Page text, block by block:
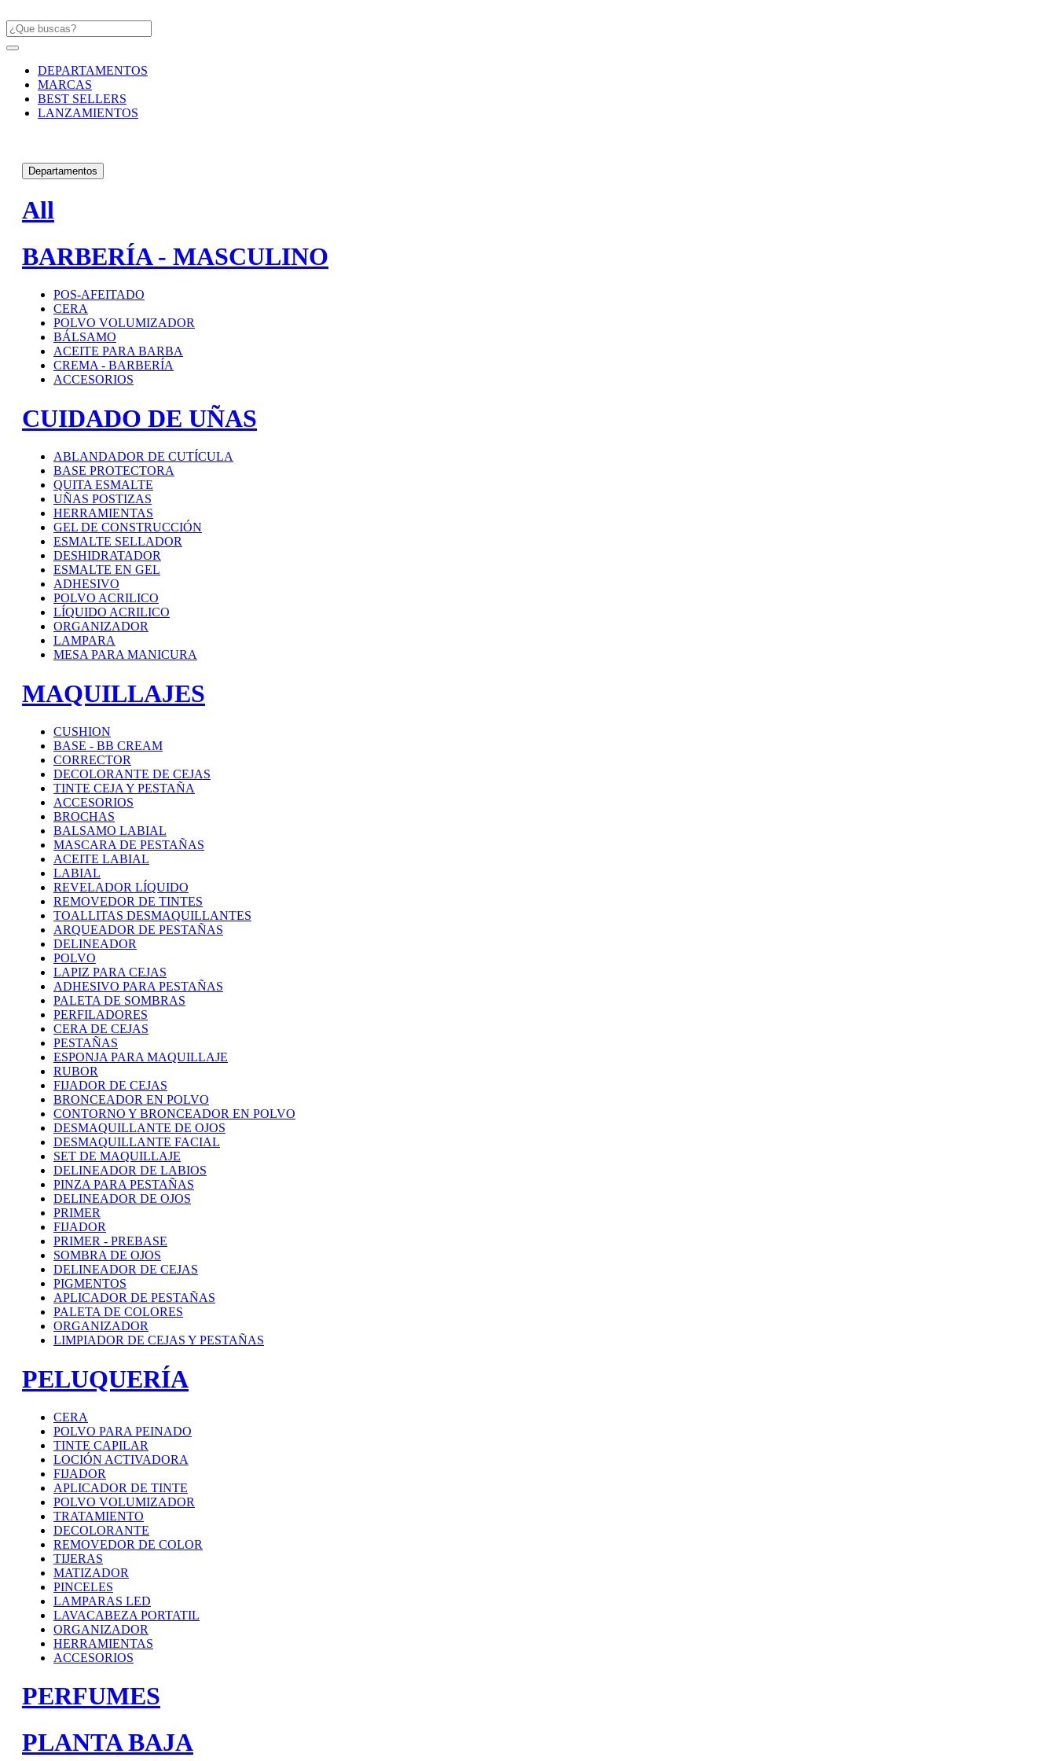
DEPARTAMENTOS
MARCAS
BEST SELLERS
LANZAMIENTOS
Departamentos
All
BARBERÍA - MASCULINO
POS-AFEITADO
CERA
POLVO VOLUMIZADOR
BÁLSAMO
ACEITE PARA BARBA
CREMA - BARBERÍA
ACCESORIOS
CUIDADO DE UÑAS
ABLANDADOR DE CUTÍCULA
BASE PROTECTORA
QUITA ESMALTE
UÑAS POSTIZAS
HERRAMIENTAS
GEL DE CONSTRUCCIÓN
ESMALTE SELLADOR
DESHIDRATADOR
ESMALTE EN GEL
ADHESIVO
POLVO ACRILICO
LÍQUIDO ACRILICO
ORGANIZADOR
LAMPARA
MESA PARA MANICURA
MAQUILLAJES
CUSHION
BASE - BB CREAM
CORRECTOR
DECOLORANTE DE CEJAS
TINTE CEJA Y PESTAÑA
ACCESORIOS
BROCHAS
BALSAMO LABIAL
MASCARA DE PESTAÑAS
ACEITE LABIAL
LABIAL
REVELADOR LÍQUIDO
REMOVEDOR DE TINTES
TOALLITAS DESMAQUILLANTES
ARQUEADOR DE PESTAÑAS
DELINEADOR
POLVO
LAPIZ PARA CEJAS
ADHESIVO PARA PESTAÑAS
PALETA DE SOMBRAS
PERFILADORES
CERA DE CEJAS
PESTAÑAS
ESPONJA PARA MAQUILLAJE
RUBOR
FIJADOR DE CEJAS
BRONCEADOR EN POLVO
CONTORNO Y BRONCEADOR EN POLVO
DESMAQUILLANTE DE OJOS
DESMAQUILLANTE FACIAL
SET DE MAQUILLAJE
DELINEADOR DE LABIOS
PINZA PARA PESTAÑAS
DELINEADOR DE OJOS
PRIMER
FIJADOR
PRIMER - PREBASE
SOMBRA DE OJOS
DELINEADOR DE CEJAS
PIGMENTOS
APLICADOR DE PESTAÑAS
PALETA DE COLORES
ORGANIZADOR
LIMPIADOR DE CEJAS Y PESTAÑAS
PELUQUERÍA
CERA
POLVO PARA PEINADO
TINTE CAPILAR
LOCIÓN ACTIVADORA
FIJADOR
APLICADOR DE TINTE
POLVO VOLUMIZADOR
TRATAMIENTO
DECOLORANTE
REMOVEDOR DE COLOR
TIJERAS
MATIZADOR
PINCELES
LAMPARAS LED
LAVACABEZA PORTATIL
ORGANIZADOR
HERRAMIENTAS
ACCESORIOS
PERFUMES
PLANTA BAJA